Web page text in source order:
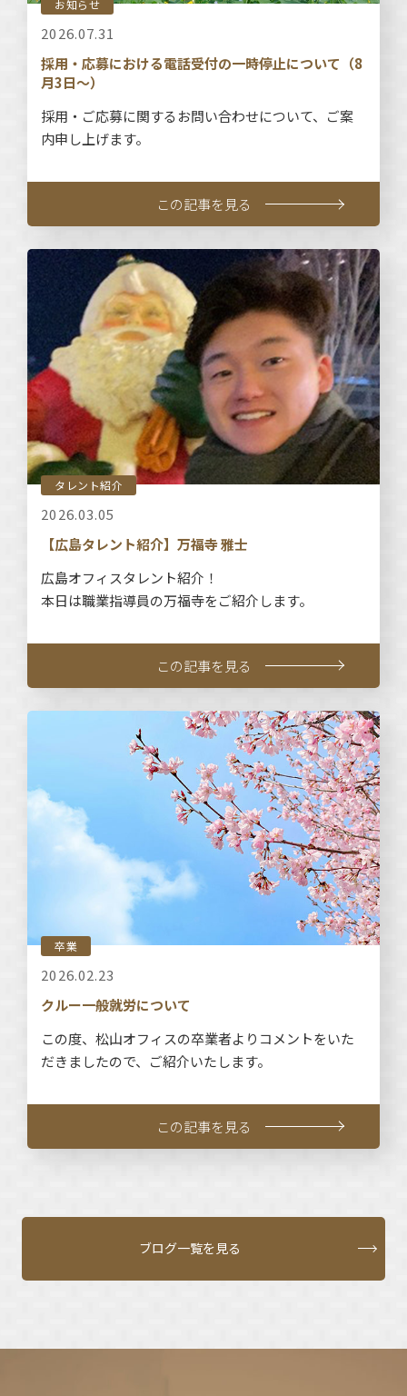
お知らせ
2026.07.31
採用・応募における電話受付の一時停止について（8
月3日～）
採用・ご応募に関するお問い合わせについて、ご案
内申し上げます。
この記事を見る
タレント紹介
2026.03.05
【広島タレント紹介】万福寺 雅士
広島オフィスタレント紹介！
本日は職業指導員の万福寺をご紹介します。
この記事を見る
卒業
2026.02.23
クルー一般就労について
この度、松山オフィスの卒業者よりコメントをいた
だきましたので、ご紹介いたします。
この記事を見る
ブログ一覧を見る